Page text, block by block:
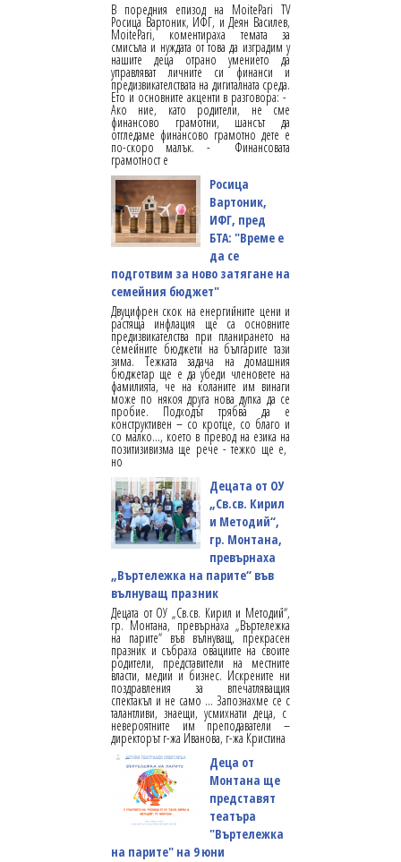
В поредния епизод на MoitePari TV
Росица Вартоник, ИФГ, и Деян Василев,
MoitePari, коментираха темата за
смисъла и нуждата от това да изградим у
нашите деца отрано умението да
управляват личните си финанси и
предизвикателствата на дигиталната среда.
Ето и основните акценти в разговора: -
Ако ние, като родители, не сме
финансово грамотни, шансът да
отгледаме финансово грамотно дете е
по-скоро малък. - Финансовата
грамотност е
Росица
Вартоник,
ИФГ, пред
БТА: "Време е
да се
подготвим за ново затягане на
семейния бюджет"
Двуцифрен скок на енергийните цени и
растяща инфлация ще са основните
предизвикателства при планирането на
семейните бюджети на българите тази
зима. Тежката задача на домашния
бюджетар ще е да убеди членовете на
фамилията, че на коланите им винаги
може по някоя друга нова дупка да се
пробие. Подходът трябва да е
конструктивен – со кротце, со благо и
со малко…, което в превод на езика на
позитизивизма ще рече - тежко ще е,
но
Децата от ОУ
„Св.св. Кирил
и Методий“,
гр. Монтана,
превърнаха
„Въртележка на парите“ във
вълнуващ празник
Децата от ОУ „Св.св. Кирил и Методий“,
гр. Монтана, превърнаха „Въртележка
на парите“ във вълнуващ, прекрасен
празник и събраха овациите на своите
родители, представители на местните
власти, медии и бизнес. Искрените ни
поздравления за впечатляващия
спектакъл и не само … Запознахме се с
талантливи, знаещи, усмихнати деца, с
невероятните им преподаватели –
директорът г-жа Иванова, г-жа Кристина
Деца от
Монтана ще
представят
театъра
"Въртележка
на парите" на 9 юни